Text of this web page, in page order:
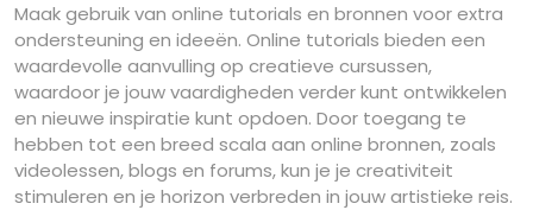
Maak gebruik van online tutorials en bronnen voor extra
ondersteuning en ideeën. Online tutorials bieden een
waardevolle aanvulling op creatieve cursussen,
waardoor je jouw vaardigheden verder kunt ontwikkelen
en nieuwe inspiratie kunt opdoen. Door toegang te
hebben tot een breed scala aan online bronnen, zoals
videolessen, blogs en forums, kun je je creativiteit
stimuleren en je horizon verbreden in jouw artistieke reis.